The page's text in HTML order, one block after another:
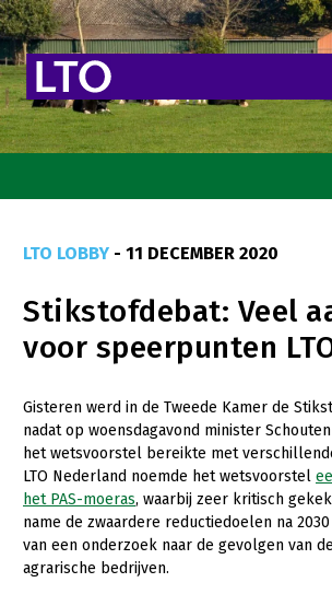
Goed eten
Mooi groen
Sterk ondernemerschap
Transitiepaden
Thema’s
Gezonde planten
Gezonde dieren
LTO LOBBY - 11 DECEMBER 2020
Stikstofdebat: Veel
voor speerpunten
Gisteren werd in de Tweede Kamer de
nadat op woensdagavond minister
het wetsvoorstel bereikte met
LTO Nederland noemde het wetsvoorstel
het PAS-moeras, waarbij zeer kritisch
name de zwaardere reductiedoelen na
van een onderzoek naar de gevolgen van
agrarische bedrijven.